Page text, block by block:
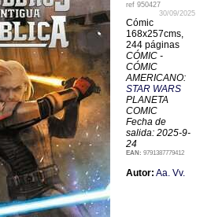
ref 950427
30/09/2025
Cómic
168x257cms,
244 páginas
CÓMIC -
CÓMIC
AMERICANO:
STAR WARS
PLANETA
COMIC
Fecha de
salida: 2025-9-
24
EAN: 9791387779412
Autor: Aa. Vv.